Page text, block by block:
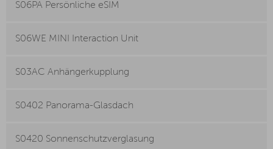
S06PA Persönliche eSIM
S06WE MINI Interaction Unit
S03AC Anhängerkupplung
S0402 Panorama-Glasdach
S0420 Sonnenschutzverglasung